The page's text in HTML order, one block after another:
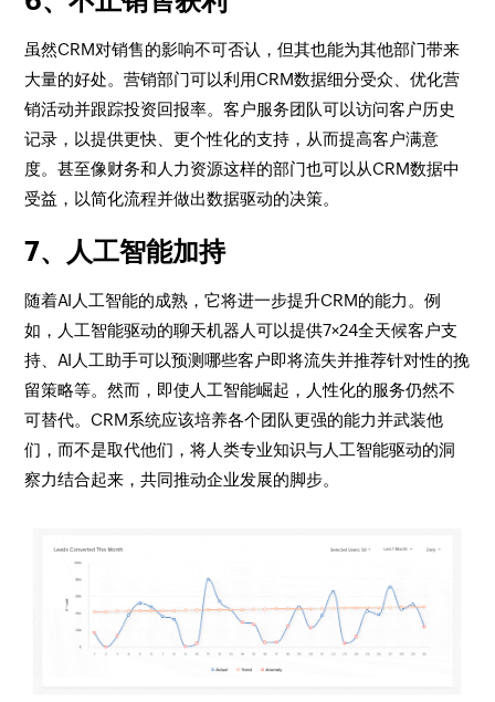
虽然CRM对销售的影响不可否认，但其也能为其他部门带来
大量的好处。营销部门可以利用CRM数据细分受众、优化营
销活动并跟踪投资回报率。客户服务团队可以访问客户历史
记录，以提供更快、更个性化的支持，从而提高客户满意
度。甚至像财务和人力资源这样的部门也可以从CRM数据中
受益，以简化流程并做出数据驱动的决策。
7、人工智能加持
随着AI人工智能的成熟，它将进一步提升CRM的能力。例
如，人工智能驱动的聊天机器人可以提供7×24全天候客户支
持、AI人工助手可以预测哪些客户即将流失并推荐针对性的挽
留策略等。然而，即使人工智能崛起，人性化的服务仍然不
可替代。CRM系统应该培养各个团队更强的能力并武装他
们，而不是取代他们，将人类专业知识与人工智能驱动的洞
察力结合起来，共同推动企业发展的脚步。